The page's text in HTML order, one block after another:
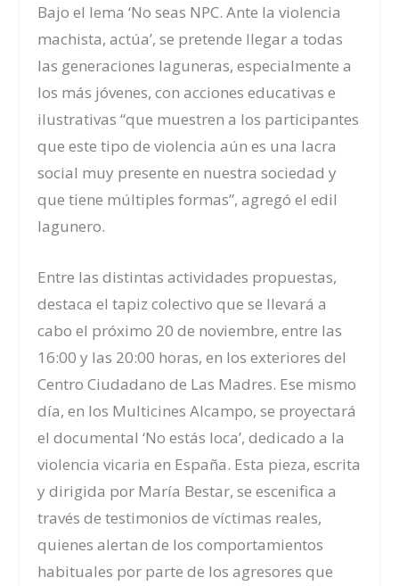
Bajo el lema ‘No seas NPC. Ante la violencia
machista, actúa’, se pretende llegar a todas
las generaciones laguneras, especialmente a
los más jóvenes, con acciones educativas e
ilustrativas “que muestren a los participantes
que este tipo de violencia aún es una lacra
social muy presente en nuestra sociedad y
que tiene múltiples formas”, agregó el edil
lagunero.
Entre las distintas actividades propuestas,
destaca el tapiz colectivo que se llevará a
cabo el próximo 20 de noviembre, entre las
16:00 y las 20:00 horas, en los exteriores del
Centro Ciudadano de Las Madres. Ese mismo
día, en los Multicines Alcampo, se proyectará
el documental ‘No estás loca’, dedicado a la
violencia vicaria en España. Esta pieza, escrita
y dirigida por María Bestar, se escenifica a
través de testimonios de víctimas reales,
quienes alertan de los comportamientos
habituales por parte de los agresores que